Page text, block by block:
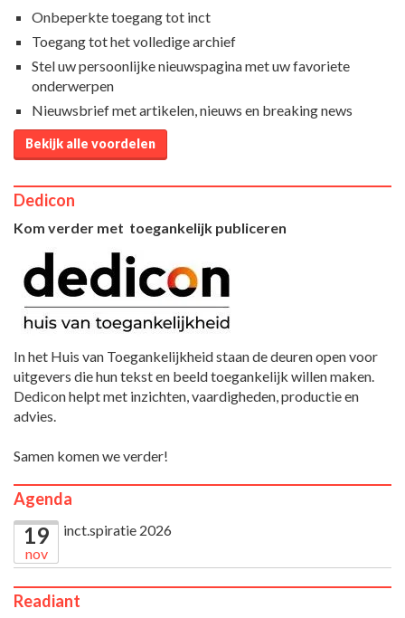
Onbeperkte toegang tot inct
Toegang tot het volledige archief
Stel uw persoonlijke nieuwspagina met uw favoriete
onderwerpen
Nieuwsbrief met artikelen, nieuws en breaking news
Bekijk alle voordelen
Dedicon
Kom verder met toegankelijk publiceren
In het Huis van Toegankelijkheid staan de deuren open voor
uitgevers die hun tekst en beeld toegankelijk willen maken.
Dedicon helpt met inzichten, vaardigheden, productie en
advies.
Samen komen we verder!
Agenda
19
nov
inct.spiratie 2026
Readiant